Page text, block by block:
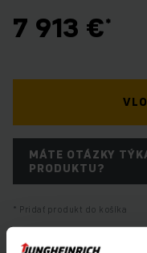
7 913 €
MÁTE OTÁZKY
PRODUKTU?
Pridať produkt do košíka